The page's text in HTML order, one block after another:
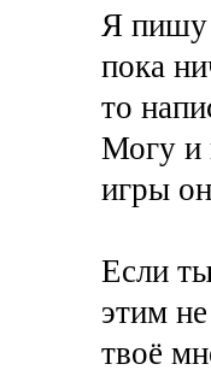
Я пишу
пока
то
Могу и
игры
Если
этим
твоё